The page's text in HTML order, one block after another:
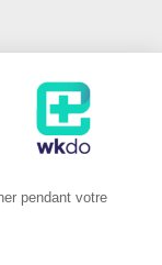
pendant votre